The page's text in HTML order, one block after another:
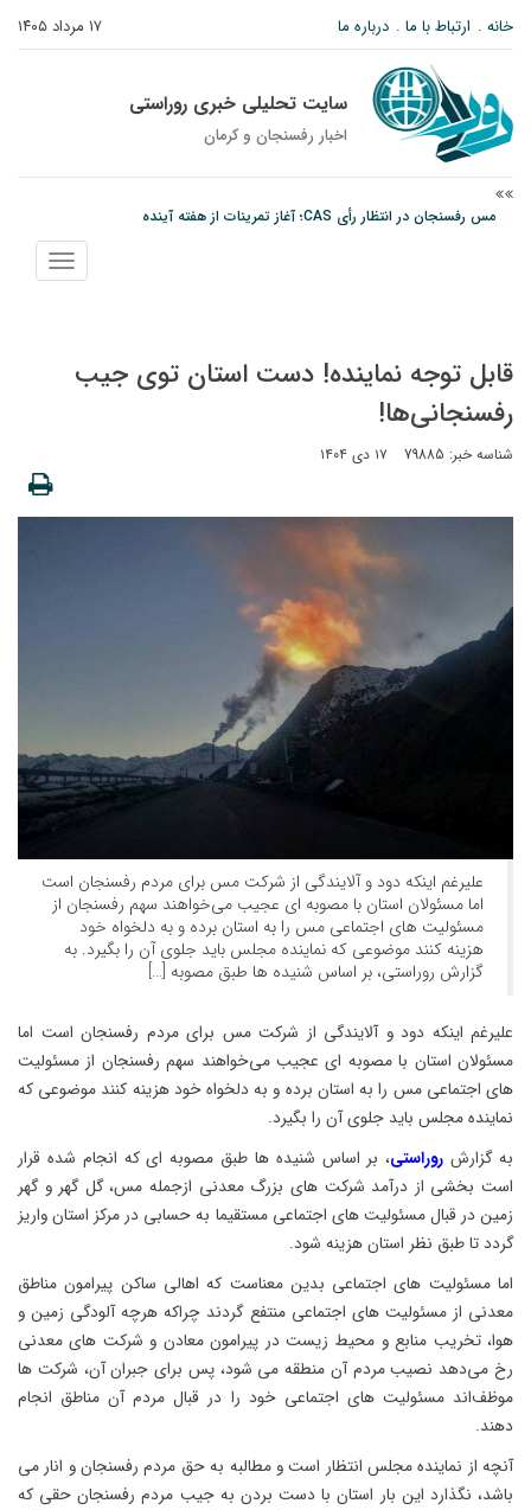
۱۷ مرداد ۱۴۰۵ خانه ارتباط با ما درباره ما
سایت تحلیلی خبری روراستی
اخبار رفسنجان و كرمان
مس رفسنجان در انتظار رأی CAS؛ آغاز تمرینات از هفته آینده
پیام رئیس کل دادگستری استان کرمان به مناسبت ۱۷ مردادماه سالروز شهادت شهید
نمایش
منو
قابل توجه نماینده! دست استان توی جیب
رفسنجانی‌ها!
شناسه خبر: 79885 ۱۷ دی ۱۴۰۴
علیرغم اینکه دود و آلایندگی از شرکت مس برای مردم رفسنجان است
اما مسئولان استان با مصوبه ای عجیب می‌خواهند سهم رفسنجان از
مسئولیت های اجتماعی مس را به استان برده و به دلخواه خود
هزینه کنند موضوعی که نماینده مجلس باید جلوی آن را بگیرد. به
گزارش روراستی، بر اساس شنیده ها طبق مصوبه […]
علیرغم اینکه دود و آلایندگی از شرکت مس برای مردم رفسنجان است اما
مسئولان استان با مصوبه ای عجیب می‌خواهند سهم رفسنجان از مسئولیت
های اجتماعی مس را به استان برده و به دلخواه خود هزینه کنند موضوعی که
نماینده مجلس باید جلوی آن را بگیرد.
به گزارش روراستی، بر اساس شنیده ها طبق مصوبه ای که انجام شده قرار
است بخشی از درآمد شرکت های بزرگ معدنی ازجمله مس، گل گهر و گهر
زمین در قبال مسئولیت های اجتماعی مستقیما به حسابی در مرکز استان واریز
گردد تا طبق نظر استان هزینه شود.
اما مسئولیت های اجتماعی بدین معناست که اهالی ساکن پیرامون مناطق
معدنی از مسئولیت های اجتماعی منتفع گردند چراکه هرچه آلودگی زمین و
هوا، تخریب منابع و محیط زیست در پیرامون معادن و شرکت های معدنی
رخ می‌دهد نصیب مردم آن منطقه می شود، پس برای جبران آن، شرکت ها
موظف‌اند مسئولیت های اجتماعی خود را در قبال مردم آن مناطق انجام
دهند.
آنچه از نماینده مجلس انتظار است و مطالبه به حق مردم رفسنجان و انار می
باشد، نگذارد این بار استان با دست بردن به جیب مردم رفسنجان حقی که